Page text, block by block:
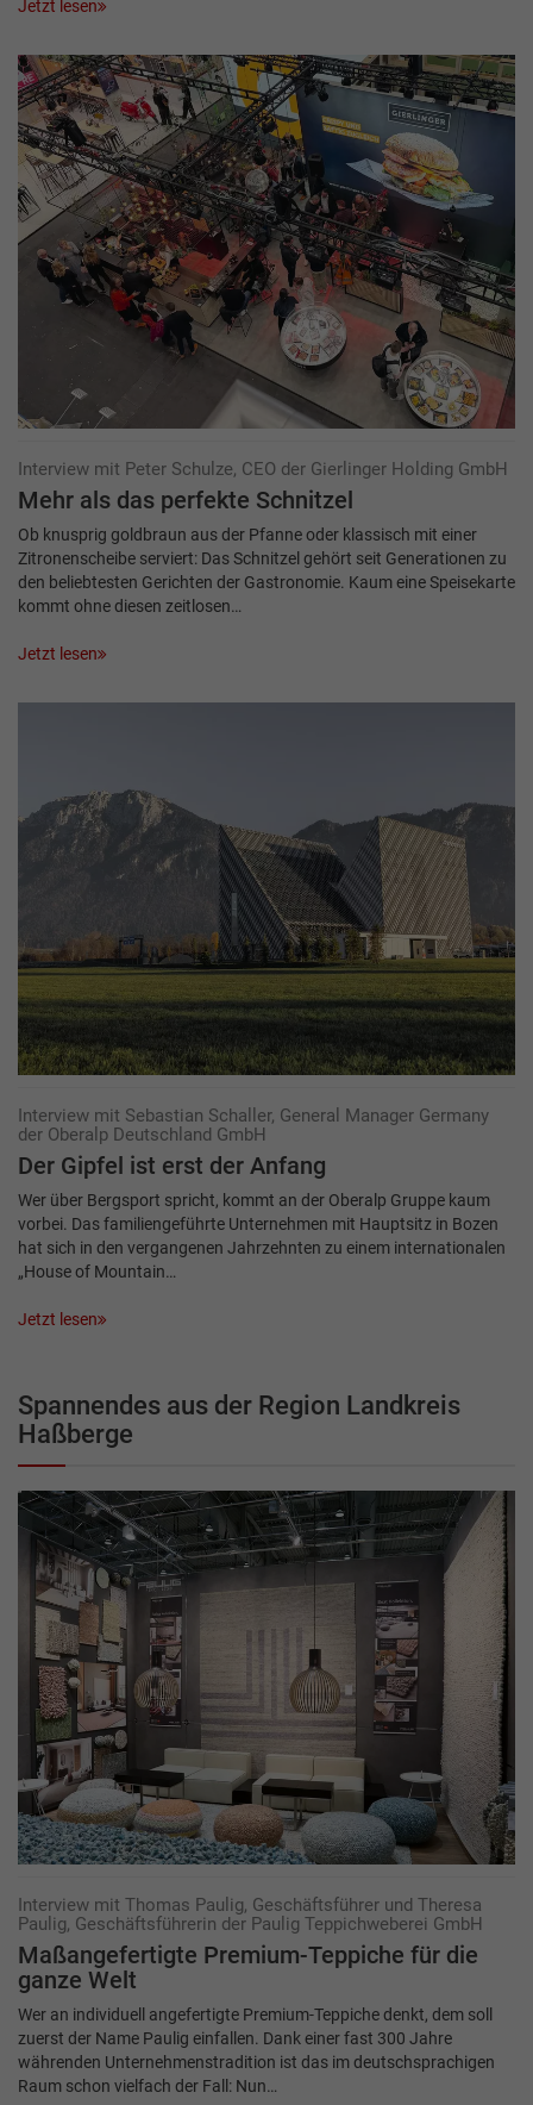
Jetzt lesen
Interview mit Peter Schulze, CEO der Gierlinger Holding GmbH
Mehr als das perfekte Schnitzel
Ob knusprig goldbraun aus der Pfanne oder klassisch mit einer
Zitronenscheibe serviert: Das Schnitzel gehört seit Generationen zu
den beliebtesten Gerichten der Gastronomie. Kaum eine Speisekarte
kommt ohne diesen zeitlosen…
Jetzt lesen
Interview mit Sebastian Schaller, General Manager Germany
der Oberalp Deutschland GmbH
Der Gipfel ist erst der Anfang
Wer über Bergsport spricht, kommt an der Oberalp Gruppe kaum
vorbei. Das familiengeführte Unternehmen mit Hauptsitz in Bozen
hat sich in den vergangenen Jahrzehnten zu einem internationalen
„House of Mountain…
Jetzt lesen
Spannendes aus der Region Landkreis
Haßberge
Interview mit Thomas Paulig, Geschäftsführer und Theresa
Paulig, Geschäftsführerin der Paulig Teppichweberei GmbH
Maßangefertigte Premium-Teppiche für die
ganze Welt
Wer an individuell angefertigte Premium-Teppiche denkt, dem soll
zuerst der Name Paulig einfallen. Dank einer fast 300 Jahre
währenden Unternehmenstradition ist das im deutschsprachigen
Raum schon vielfach der Fall: Nun…